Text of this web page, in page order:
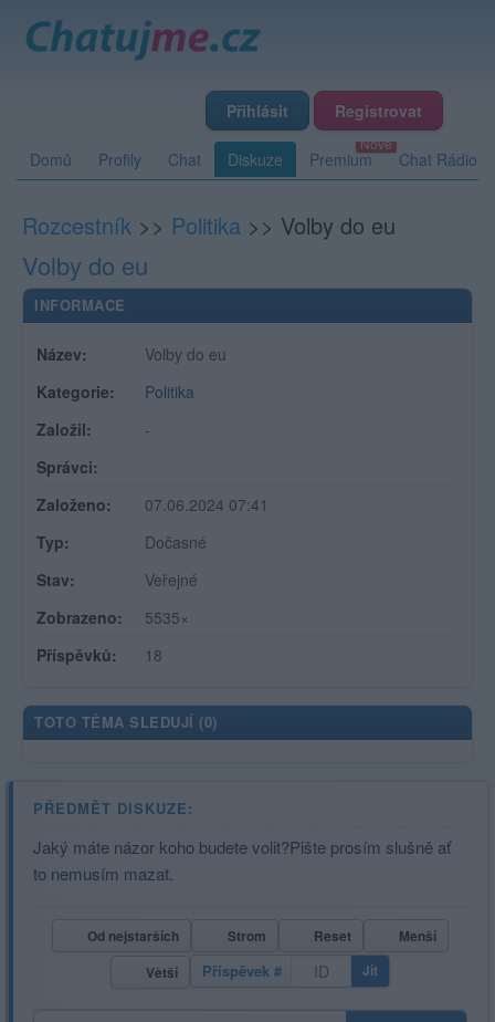
Přihlásit Registrovat
Domů Profily Chat Diskuze Premium Chat Rádio
Rozcestník >> Politika >> Volby do eu
Volby do eu
INFORMACE
Název:
Volby do eu
Kategorie:
Politika
Založil:
-
Správci:
Založeno:
07.06.2024 07:41
Typ:
Dočasné
Stav:
Veřejné
Zobrazeno:
5535×
Příspěvků:
18
TOTO TÉMA SLEDUJÍ (0)
PŘEDMĚT DISKUZE:
Jaký máte názor koho budete volit?Pište prosím slušně ať
to nemusím mazat.
Od nejstarších Strom Reset
Menší
Větší
Příspěvek # Jít